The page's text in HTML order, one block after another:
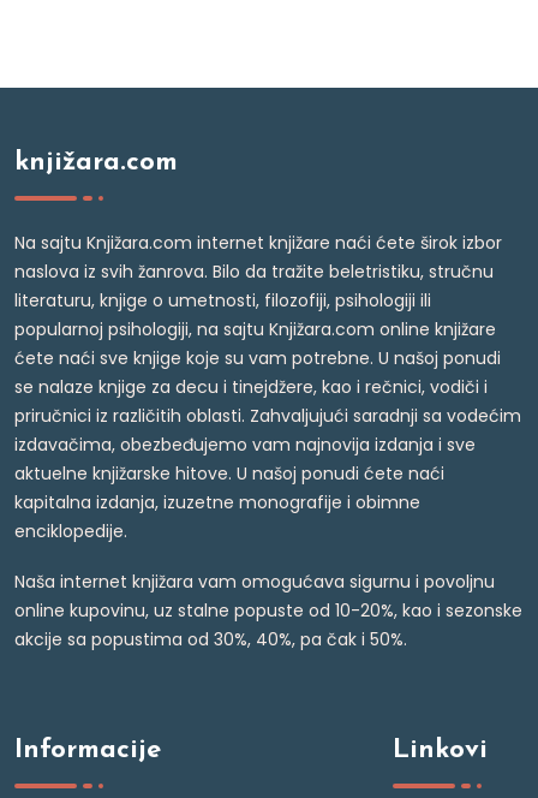
knjižara.com
Na sajtu Knjižara.com internet knjižare naći ćete širok izbor
naslova iz svih žanrova. Bilo da tražite beletristiku, stručnu
literaturu, knjige o umetnosti, filozofiji, psihologiji ili
popularnoj psihologiji, na sajtu Knjižara.com online knjižare
ćete naći sve knjige koje su vam potrebne. U našoj ponudi
se nalaze knjige za decu i tinejdžere, kao i rečnici, vodiči i
priručnici iz različitih oblasti. Zahvaljujući saradnji sa vodećim
izdavačima, obezbeđujemo vam najnovija izdanja i sve
aktuelne knjižarske hitove. U našoj ponudi ćete naći
kapitalna izdanja, izuzetne monografije i obimne
enciklopedije.
Naša internet knjižara vam omogućava sigurnu i povoljnu
online kupovinu, uz stalne popuste od 10-20%, kao i sezonske
akcije sa popustima od 30%, 40%, pa čak i 50%.
Informacije Linkovi